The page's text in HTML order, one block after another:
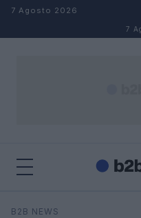
Salta al contenuto
7 Agosto 2026
7
B2B NEWS